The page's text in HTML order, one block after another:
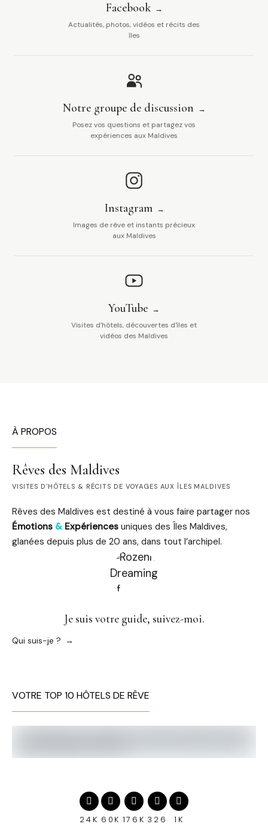
Facebook
Actualités, photos, vidéos et récits des
îles
Notre groupe de discussion
Posez vos questions et partagez vos
expériences aux Maldives
Instagram
Images de rêve et instants précieux
aux Maldives
YouTube
Visites d'hôtels, découvertes d'îles et
vidéos des Maldives
À PROPOS
Rêves des Maldives
VISITES D'HÔTELS & RÉCITS DE VOYAGES AUX ÎLES MALDIVES
Rêves des Maldives est destiné à vous faire partager nos
Émotions & Expériences uniques des Îles Maldives,
glanées depuis plus de 20 ans, dans tout l’archipel.
Je suis votre guide, suivez-moi.
Qui suis-je ?
VOTRE TOP 10 HÔTELS DE RÊVE
24K 60K 176K 326 1K